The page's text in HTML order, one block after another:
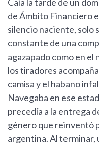
Caía la tarde de un
de Ámbito Financiero
silencio naciente, solo
constante de una
agazapado como en
los tiradores
camisa y el habano
Navegaba en ese
precedía a la entrega
género que reinventó
argentina. Al